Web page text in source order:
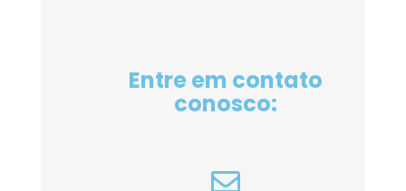
Entre em contato
conosco: